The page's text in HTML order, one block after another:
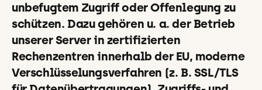
unbefugtem Zugriff oder Offenlegung zu
schützen. Dazu gehören u. a. der Betrieb
unserer Server in zertifizierten
Rechenzentren innerhalb der EU, moderne
Verschlüsselungsverfahren (z. B. SSL/TLS